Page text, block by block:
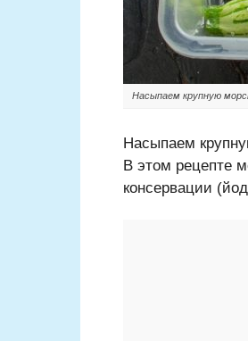
Насыпаем крупную
Насыпаем
В этом рецепте
консервации